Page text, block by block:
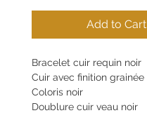
Add to Cart
Bracelet cuir requin noir
Cuir avec finition grainée
Coloris noir
Doublure cuir veau noir